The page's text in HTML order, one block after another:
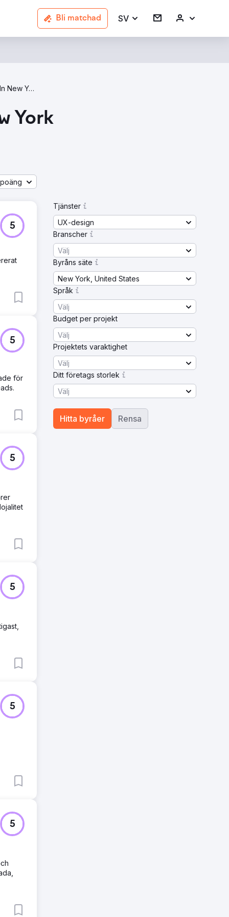
Bli matchad SV
UX Design Agencies In New York
York
5
5
för
5
5
5
5
Tjänster
UX-design
Branscher
Välj
Byråns säte
New York, United States
Språk
Välj
Budget per projekt
Välj
Projektets varaktighet
Välj
Ditt företags storlek
Välj
Hitta byråer Rensa